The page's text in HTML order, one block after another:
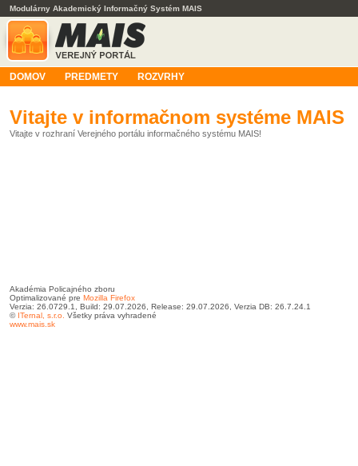
Modulárny Akademický Informačný Systém MAIS
DOMOV PREDMETY ROZVRHY
Vitajte v informačnom systéme MAIS
Vitajte v rozhraní Verejného portálu informačného systému MAIS!
Akadémia Policajného zboru
Optimalizované pre Mozilla Firefox
Verzia: 26.0729.1, Build: 29.07.2026, Release: 29.07.2026, Verzia DB: 26.7.24.1
© ITernal, s.r.o. Všetky práva vyhradené
www.mais.sk